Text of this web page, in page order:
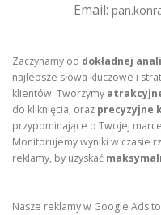
Email:
Zaczynamy od dokładnej
najlepsze słowa kluczowe i
klientów. Tworzymy
do kliknięcia, oraz precyzyjne
przypominające o Twojej
Monitorujemy wyniki w czasie
reklamy, by uzyskać
Nasze reklamy w Google Ads